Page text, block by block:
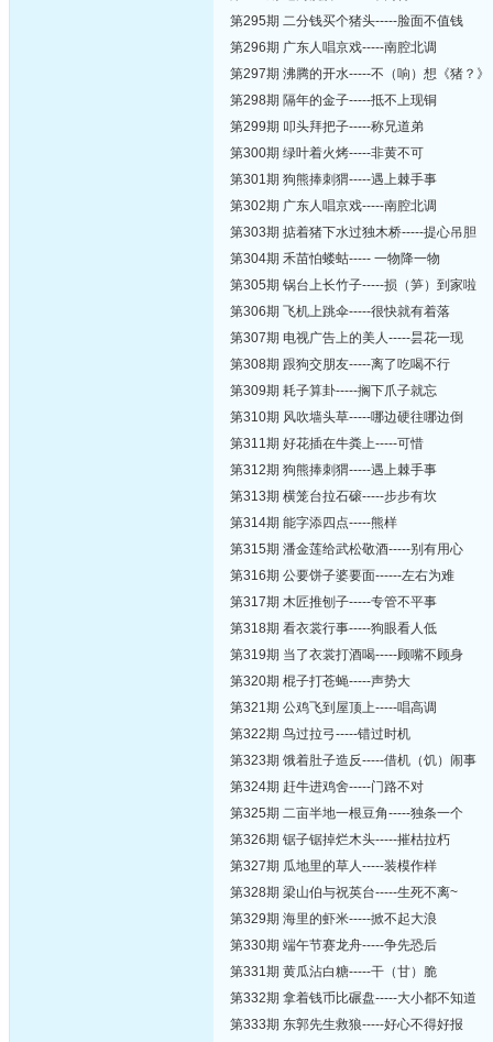
第295期 二分钱买个猪头-----脸面不值钱
第296期 广东人唱京戏-----南腔北调
第297期 沸腾的开水-----不（响）想《猪？》
第298期 隔年的金子-----抵不上现铜
第299期 叩头拜把子-----称兄道弟
第300期 绿叶着火烤-----非黄不可
第301期 狗熊捧刺猬-----遇上棘手事
第302期 广东人唱京戏-----南腔北调
第303期 掂着猪下水过独木桥-----提心吊胆
第304期 禾苗怕蝼蛄----- 一物降一物
第305期 锅台上长竹子-----损（笋）到家啦
第306期 飞机上跳伞-----很快就有着落
第307期 电视广告上的美人-----昙花一现
第308期 跟狗交朋友-----离了吃喝不行
第309期 耗子算卦-----搁下爪子就忘
第310期 风吹墙头草-----哪边硬往哪边倒
第311期 好花插在牛粪上-----可惜
第312期 狗熊捧刺猬-----遇上棘手事
第313期 横笼台拉石磙-----步步有坎
第314期 能字添四点-----熊样
第315期 潘金莲给武松敬酒-----别有用心
第316期 公要饼子婆要面------左右为难
第317期 木匠推刨子-----专管不平事
第318期 看衣裳行事-----狗眼看人低
第319期 当了衣裳打酒喝-----顾嘴不顾身
第320期 棍子打苍蝇-----声势大
第321期 公鸡飞到屋顶上-----唱高调
第322期 鸟过拉弓-----错过时机
第323期 饿着肚子造反-----借机（饥）闹事
第324期 赶牛进鸡舍-----门路不对
第325期 二亩半地一根豆角-----独条一个
第326期 锯子锯掉烂木头-----摧枯拉朽
第327期 瓜地里的草人-----装模作样
第328期 梁山伯与祝英台-----生死不离~
第329期 海里的虾米-----掀不起大浪
第330期 端午节赛龙舟-----争先恐后
第331期 黄瓜沾白糖-----干（甘）脆
第332期 拿着钱币比碾盘-----大小都不知道
第333期 东郭先生救狼-----好心不得好报